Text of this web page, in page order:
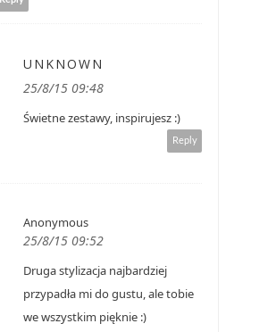
UNKNOWN
25/8/15 09:48
Świetne zestawy, inspirujesz :)
Reply
Anonymous
25/8/15 09:52
Druga stylizacja najbardziej
przypadła mi do gustu, ale tobie
we wszystkim pięknie :)